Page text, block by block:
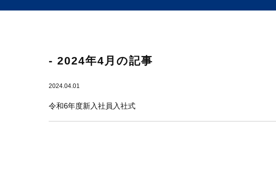
- 2024年4月の記事
2024.04.01
令和6年度新入社員入社式